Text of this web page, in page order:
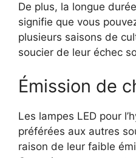
De plus, la longue
signifie que vous
plusieurs saisons de
soucier de leur échec
Émission de
Les lampes LED pour
préférées aux autres
raison de leur faible